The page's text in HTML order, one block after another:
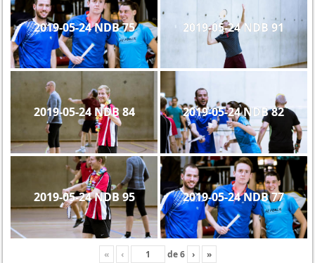
2019-05-24 NDB 75 2019-05-24 NDB 91
2019-05-24 NDB 84 2019-05-24 NDB 82
2019-05-24 NDB 95 2019-05-24 NDB 77
« ‹ de6 › »